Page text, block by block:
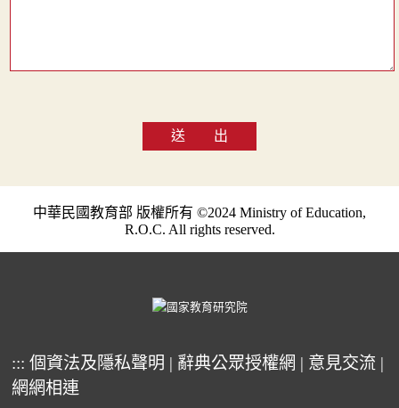
送 出
中華民國教育部 版權所有 ©2024 Ministry of Education,
R.O.C. All rights reserved.
::: 個資法及隱私聲明 | 辭典公眾授權網 | 意見交流 |
網網相連